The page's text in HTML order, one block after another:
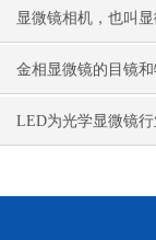
显微镜相机，也叫
金相显微镜的目镜
LED为光学显微镜